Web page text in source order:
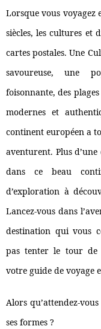
Lorsque vous voyagez
siècles, les cultures et
cartes postales. Une
savoureuse, une
foisonnante, des
modernes et
continent européen a
aventurent. Plus
dans ce beau
d’exploration à
Lancez-vous dans
destination qui vous
pas tenter le tour de
votre guide de voyage
Alors qu’attendez-
ses formes ?